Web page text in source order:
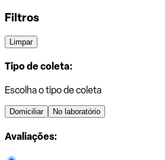
Filtros
Limpar
Tipo de coleta:
Escolha o tipo de coleta
Domiciliar No laboratório
Avaliações: